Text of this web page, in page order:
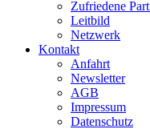
Zufriedene
Leitbild
Netzwerk
Kontakt
Anfahrt
Newsletter
AGB
Impressum
Datenschutz